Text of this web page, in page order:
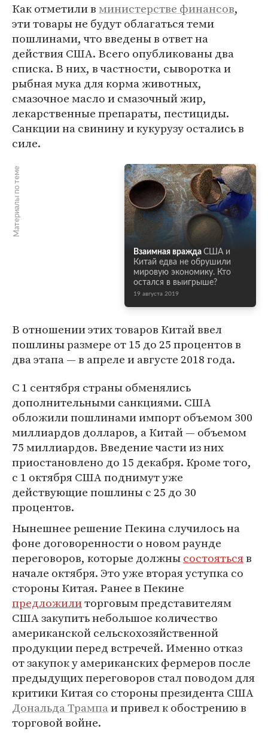
Как отметили вминистерстве финансов,
эти товары не будут облагаться теми
пошлинами, что введены в ответ на
действия США. Всего опубликованы два
списка. В них, в частности, сыворотка и
рыбная мука для корма животных,
смазочное масло и смазочный жир,
лекарственные препараты, пестициды.
Санкции на свинину и кукурузу остались в
силе.
Материалы по теме
Взаимная вражда США и
Китай едва не обрушили
мировую экономику. Кто
остался в выигрыше?
19 августа 2019
В отношении этих товаров Китай ввел
пошлины размере от 15 до 25 процентов в
два этапа — в апреле и августе 2018 года.
С 1 сентября страны обменялись
дополнительными санкциями. США
обложили пошлинами импорт объемом 300
миллиардов долларов, а Китай — объемом
75 миллиардов. Введение части из них
приостановлено до 15 декабря. Кроме того,
с 1 октября США поднимут уже
действующие пошлины с 25 до 30
процентов.
Нынешнее решение Пекина случилось на
фоне договоренности о новом раунде
переговоров, которые должнысостоятьсяв
начале октября. Это уже вторая уступка со
стороны Китая. Ранее в Пекине
предложилиторговым представителям
США закупить небольшое количество
американской сельскохозяйственной
продукции перед встречей. Именно отказ
от закупок у американских фермеров после
предыдущих переговоров стал поводом для
критики Китая со стороны президента США
Дональда Трампаи привел к обострению в
торговой войне.